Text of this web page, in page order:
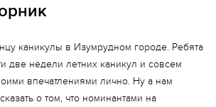
Владимир Сайко
Ксения Юнанова
каникулы в Изумрудном городе. Ребята
две недели летних каникул и совсем
впечатлениями лично. Ну а нам
о том, что номинантами на